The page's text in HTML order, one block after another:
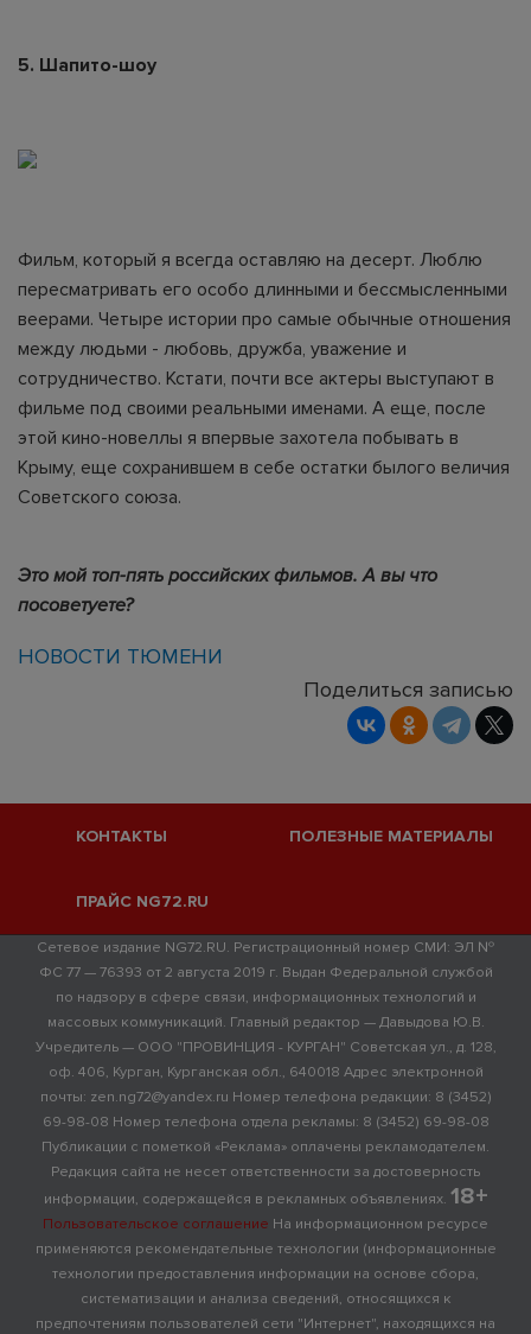
5. Шапито-шоу
Фильм, который я всегда оставляю на десерт. Люблю
пересматривать его особо длинными и бессмысленными
веерами. Четыре истории про самые обычные отношения
между людьми - любовь, дружба, уважение и
сотрудничество. Кстати, почти все актеры выступают в
фильме под своими реальными именами. А еще, после
этой кино-новеллы я впервые захотела побывать в
Крыму, еще сохранившем в себе остатки былого величия
Советского союза.
Это мой топ-пять российских фильмов. А вы что
посоветуете?
НОВОСТИ ТЮМЕНИ
Поделиться записью
КОНТАКТЫ ПОЛЕЗНЫЕ МАТЕРИАЛЫ
ПРАЙС NG72.RU
Сетевое издание NG72.RU. Регистрационный номер СМИ: ЭЛ №
ФС 77 — 76393 от 2 августа 2019 г. Выдан Федеральной службой
по надзору в сфере связи, информационных технологий и
массовых коммуникаций. Главный редактор — Давыдова Ю.В.
Учредитель — ООО "ПРОВИНЦИЯ - КУРГАН" Советская ул., д. 128,
оф. 406, Курган, Курганская обл., 640018 Адрес электронной
почты: zen.ng72@yandex.ru Номер телефона редакции: 8 (3452)
69-98-08 Номер телефона отдела рекламы: 8 (3452) 69-98-08
Публикации с пометкой «Реклама» оплачены рекламодателем.
Редакция сайта не несет ответственности за достоверность
информации, содержащейся в рекламных объявлениях. 18+
Пользовательское соглашение На информационном ресурсе
применяются рекомендательные технологии (информационные
технологии предоставления информации на основе сбора,
систематизации и анализа сведений, относящихся к
предпочтениям пользователей сети "Интернет", находящихся на